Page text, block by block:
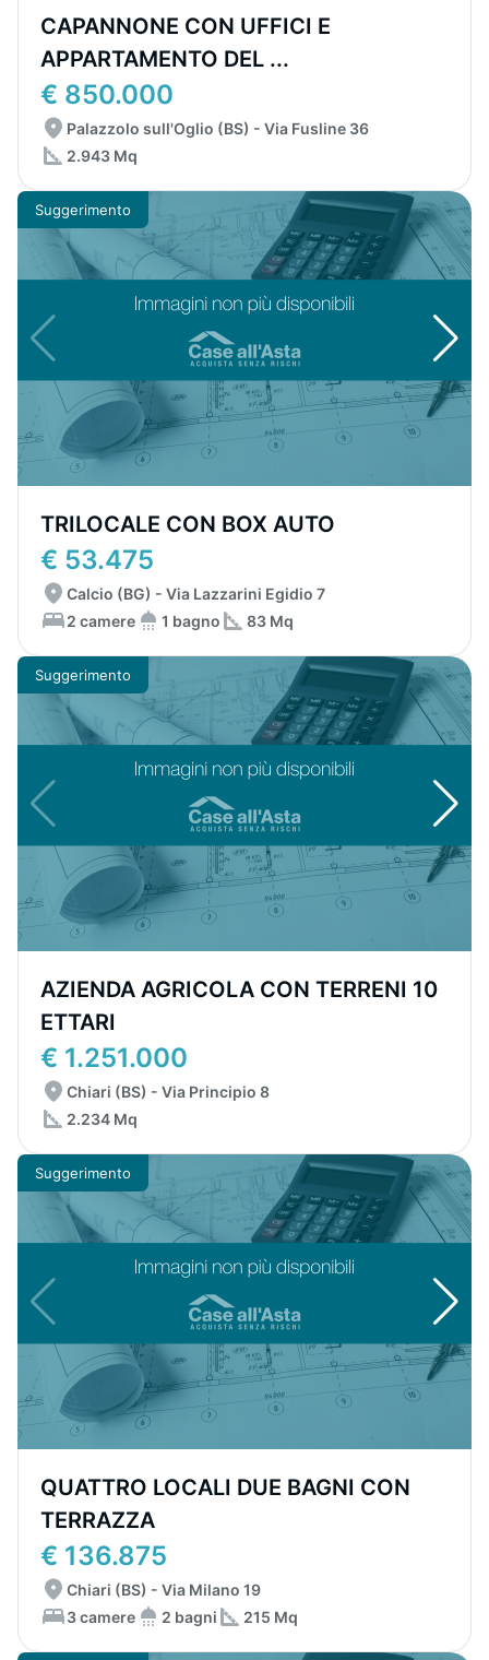
CAPANNONE CON UFFICI E
APPARTAMENTO DEL ...
€ 850.000
Palazzolo sull'Oglio (BS) - Via Fusline 36
2.943 Mq
Suggerimento
TRILOCALE CON BOX AUTO
€ 53.475
Calcio (BG) - Via Lazzarini Egidio 7
2 camere
1 bagno 83 Mq
Suggerimento
AZIENDA AGRICOLA CON TERRENI 10
ETTARI
€ 1.251.000
Chiari (BS) - Via Principio 8
2.234 Mq
Suggerimento
QUATTRO LOCALI DUE BAGNI CON
TERRAZZA
€ 136.875
Chiari (BS) - Via Milano 19
3 camere
2 bagni 215 Mq